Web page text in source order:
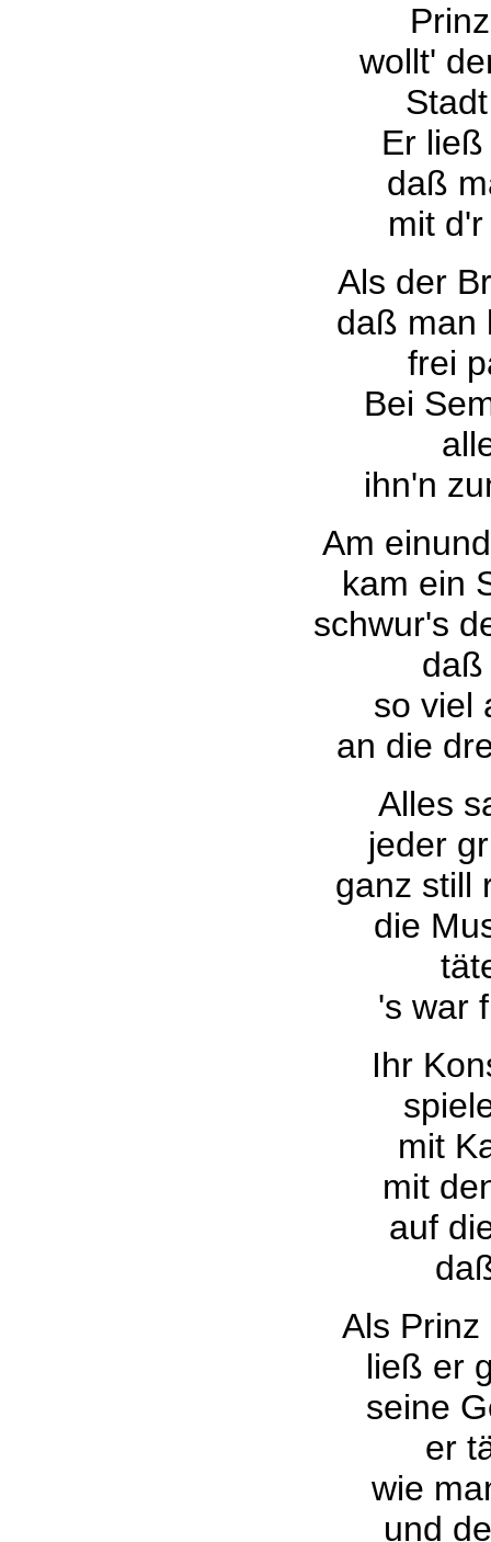
wollt'
Er
daß
mit
Als der
daß man
frei
Bei
ihn'n
Am
kam ein
schwur's
daß
so viel
an die
Alles
jeder
ganz still
die
's war
Ihr
mit
mit
auf
Als
ließ er
seine
er
wie
und